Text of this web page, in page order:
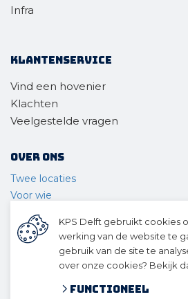
Infra
Klantenservice
Vind een hovenier
Klachten
Veelgestelde vragen
Over ons
Twee locaties
Voor wie
Ons team
Geschiedenis
© 2026 KPS
algemene
KPS Delft gebruikt cookies
werking van de website te
gebruik van de site te
over onze cookies? Bekijk
Functioneel